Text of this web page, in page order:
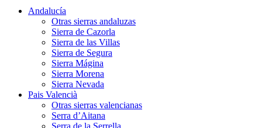
Andalucía
Otras sierras andaluzas
Sierra de Cazorla
Sierra de las Villas
Sierra de Segura
Sierra Mágina
Sierra Morena
Sierra Nevada
Pais Valencià
Otras sierras valencianas
Serra d’Aitana
Serra de la Serrella